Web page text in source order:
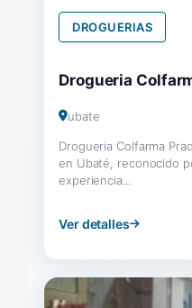
DROGUERIAS
Drogueria
ubate
Drogueria Colfarma
en Ubaté, reconocido
experiencia...
Ver detalles